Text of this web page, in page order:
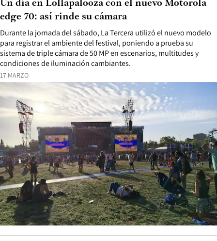
17 MARZO
Durante la jornada del sábado, La Tercera utilizó el nuevo modelo
para registrar el ambiente del festival, poniendo a prueba su
sistema de triple cámara de 50 MP en escenarios, multitudes y
condiciones de iluminación cambiantes.
Un día en Lollapalooza con el nuevo Motorola
edge 70: así rinde su cámara